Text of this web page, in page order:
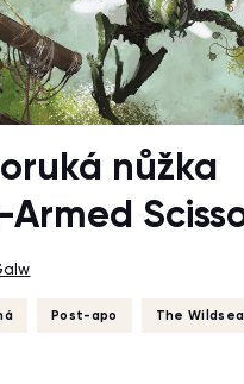
nůžka
Armed
Post-apo The Wildsea